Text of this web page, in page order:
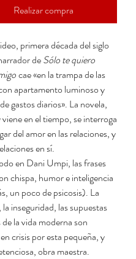
Realizar compra
primera década del siglo
deSólo te quiero
cae «en la trampa de las
apartamento luminoso y
gastos diarios». La novela,
en el tiempo, se interroga
del amor en las relaciones, y
en sí.
en Dani Umpi, las frases
chispa, humor e inteligencia
un poco de psicosis). La
inseguridad, las supuestas
la vida moderna son
crisis por esta pequeña, y
obra maestra.